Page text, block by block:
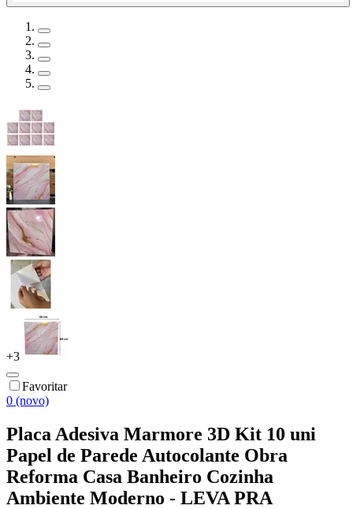
+3
Favoritar
0 (novo)
Placa Adesiva Marmore 3D Kit 10 uni
Papel de Parede Autocolante Obra
Reforma Casa Banheiro Cozinha
Ambiente Moderno - LEVA PRA